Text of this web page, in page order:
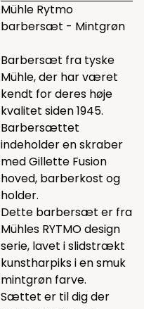
Mühle Rytmo
barbersæt - Mintgrøn
Barbersæt fra tyske
Mühle, der har været
kendt for deres høje
kvalitet siden 1945.
Barbersættet
indeholder en skraber
med Gillette Fusion
hoved, barberkost og
holder.
Dette barbersæt er fra
Mühles RYTMO design
serie, lavet i slidstrækt
kunstharpiks i en smuk
mintgrøn farve.
Sættet er til dig der